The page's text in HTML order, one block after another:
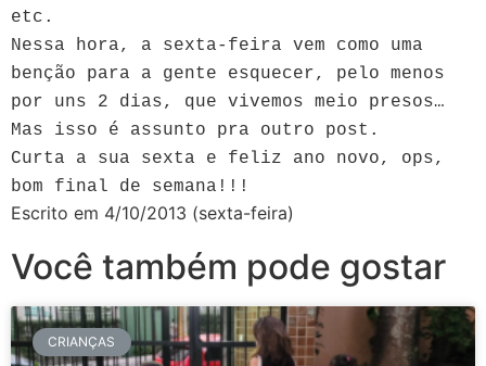
etc.
Nessa hora, a sexta-feira vem como uma
benção para a gente esquecer, pelo menos
por uns 2 dias, que vivemos meio presos…
Mas isso é assunto pra outro post.
Curta a sua sexta e feliz ano novo, ops,
bom final de semana!!!
Escrito em 4/10/2013 (sexta-feira)
Você também pode gostar
CRIANÇAS